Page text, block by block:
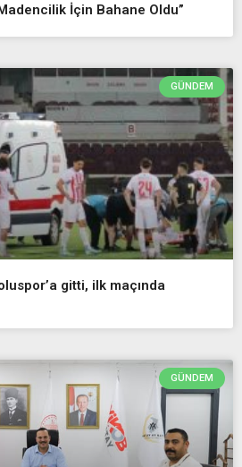
İçin Bahane Oldu”
GÜNDEM
gitti, ilk maçında
GÜNDEM